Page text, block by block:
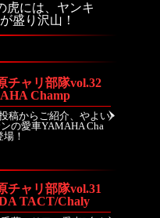
虎には、ヤンキ
盛り沢山！
チャリ部隊vol.32
Champ
稿からご紹介、やよい
の愛車YAMAHA Cha
！
チャリ部隊vol.31
TACT/Chaly